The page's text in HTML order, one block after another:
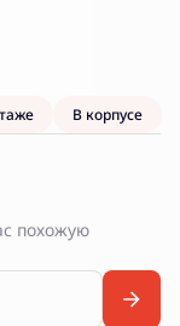
В корпусе
похожую